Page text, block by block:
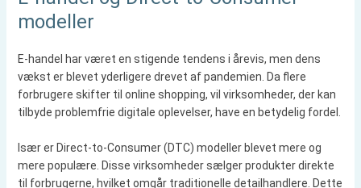
modeller
E-handel har været en stigende tendens i årevis, men dens
vækst er blevet yderligere drevet af pandemien. Da flere
forbrugere skifter til online shopping, vil virksomheder, der kan
tilbyde problemfrie digitale oplevelser, have en betydelig fordel.
Især er Direct-to-Consumer (DTC) modeller blevet mere og
mere populære. Disse virksomheder sælger produkter direkte
til forbrugerne, hvilket omgår traditionelle detailhandlere. Dette